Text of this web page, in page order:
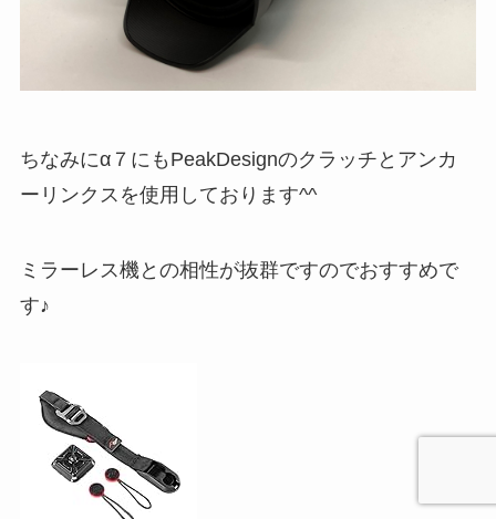
ちなみにα７にもPeakDesignのクラッチとアンカ
ーリンクスを使用しております^^
ミラーレス機との相性が抜群ですのでおすすめで
す♪